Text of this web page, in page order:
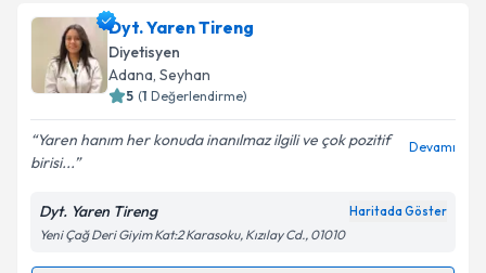
Dyt. Betül Gökiçin randevu takvimi talebi oluşturun.
Size bu uzmandan randevu almanız için bir takvim
hazırlandığında e-posta ile bilgilendireceğiz.
Kişisel verilerimin işlenmesine ilişkin
Aydınlatma
Metni'ni okudum ve kişisel verilerimin belirtilen
kapsamda işlenmesini kabul ediyorum.
Dyt. Yaren Tireng
Diyetisyen
Adana, Seyhan
5 (1 Değerlendirme)
Yaren hanım her konuda inanılmaz ilgili ve çok pozitif
birisi...
Devamı
Dyt. Yaren Tireng Haritada Göster
Yeni Çağ Deri Giyim Kat:2 Karasoku, Kızılay Cd., 01010